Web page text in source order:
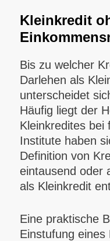
Kleinkredit
Bis zu welcher
Darlehen als
unterscheidet
Häufig liegt der
Kleinkredites bei
Institute haben
Definition von
eintausend oder
als Kleinkredit
Eine praktische
Einstufung eines